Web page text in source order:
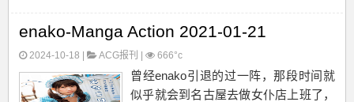
国宝級バスト解禁!! グラビアレジェ
ンドが放つ「過去最大露出」写真集か
ら独占スク...
enako-Manga Action 2021-01-21
2024-10-18 | ACG报刊 666°c
曾经enako引退的过一阵，那段时间就
似乎就会到名古屋去做女仆店上班了，